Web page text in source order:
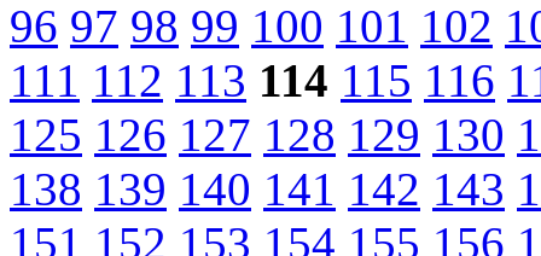
96 97 98 99 100 101 102
111 112 113 114 115 116
125 126 127 128 129 130
138 139 140 141 142 143
151 152 153 154 155 156